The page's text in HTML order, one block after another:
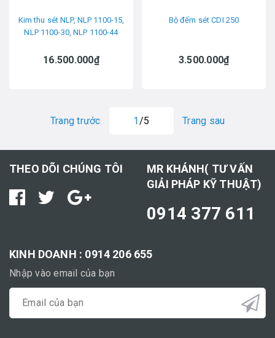
Kim thu sét NLP, NLP 1100-15,
NLP 1100-30, NLP 1100-44
16.500.000₫
Bộ đếm sét CDI 250
3.500.000₫
Trang trước 1 /5 Trang sau
THEO DÕI CHÚNG TÔI
MR KHÁNH( TƯ VẤN
GIẢI PHÁP KỸ THUẬT)
0914 377 611
KINH DOANH : 0914 206 655
Nhập vào email của bạn